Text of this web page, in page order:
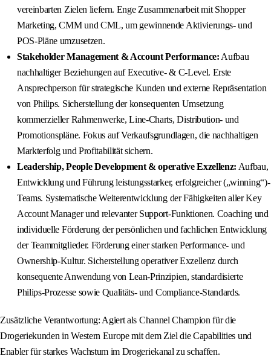
vereinbarten Zielen liefern. Enge Zusammenarbeit mit Shopper
Marketing, CMM und CML, um gewinnende Aktivierungs‑ und
POS‑Pläne umzusetzen.
Stakeholder Management & Account Performance: Aufbau
nachhaltiger Beziehungen auf Executive‑ & C‑Level. Erste
Ansprechperson für strategische Kunden und externe Repräsentation
von Philips. Sicherstellung der konsequenten Umsetzung
kommerzieller Rahmenwerke, Line‑Charts, Distribution‑ und
Promotionspläne. Fokus auf Verkaufsgrundlagen, die nachhaltigen
Markterfolg und Profitabilität sichern.
Leadership, People Development & operative Exzellenz: Aufbau,
Entwicklung und Führung leistungsstarker, erfolgreicher („winning“)-
Teams. Systematische Weiterentwicklung der Fähigkeiten aller Key
Account Manager und relevanter Support‑Funktionen. Coaching und
individuelle Förderung der persönlichen und fachlichen Entwicklung
der Teammitglieder. Förderung einer starken Performance‑ und
Ownership‑Kultur. Sicherstellung operativer Exzellenz durch
konsequente Anwendung von Lean‑Prinzipien, standardisierte
Philips‑Prozesse sowie Qualitäts‑ und Compliance‑Standards.
Zusätzliche Verantwortung: Agiert als Channel Champion für die
Drogeriekunden in Western Europe mit dem Ziel die Capabilities und
Enabler für starkes Wachstum im Drogeriekanal zu schaffen.